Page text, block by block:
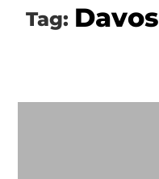
Tag: Davos